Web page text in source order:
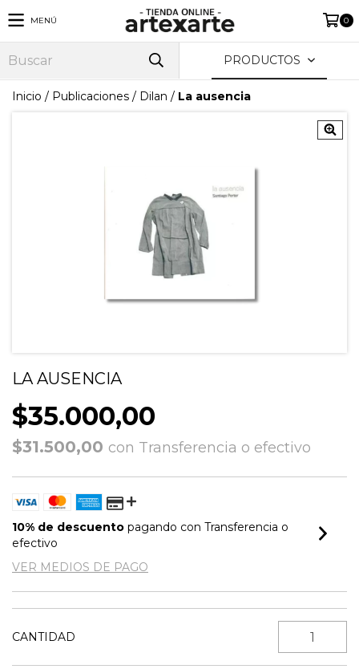
MENÚ 0
PRODUCTOS
Inicio / Publicaciones / Dilan / La ausencia
LA AUSENCIA
$35.000,00
$31.500,00 con Transferencia o efectivo
10% de descuento pagando con Transferencia o
efectivo
VER MEDIOS DE PAGO
CANTIDAD